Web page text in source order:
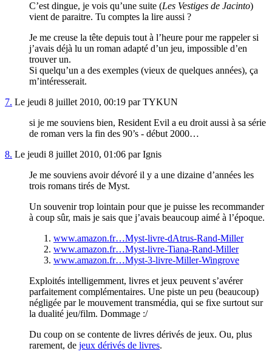
C’est dingue, je vois qu’une suite (Les Vestiges de Jacinto)
vient de paraitre. Tu comptes la lire aussi ?
Je me creuse la tête depuis tout à l’heure pour me rappeler si
j’avais déjà lu un roman adapté d’un jeu, impossible d’en
trouver un.
Si quelqu’un a des exemples (vieux de quelques années), ça
m’intéresserait.
7. Le jeudi 8 juillet 2010, 00:19 par TYKUN
si je me souviens bien, Resident Evil a eu droit aussi à sa série
de roman vers la fin des 90’s - début 2000…
8. Le jeudi 8 juillet 2010, 01:06 par Ignis
Je me souviens avoir dévoré il y a une dizaine d’années les
trois romans tirés de Myst.
Un souvenir trop lointain pour que je puisse les recommander
à coup sûr, mais je sais que j’avais beaucoup aimé à l’époque.
www.amazon.fr…Myst-livre-dAtrus-Rand-Miller
www.amazon.fr…Myst-livre-Tiana-Rand-Miller
www.amazon.fr…Myst-3-livre-Miller-Wingrove
Exploités intelligemment, livres et jeux peuvent s’avérer
parfaitement complémentaires. Une piste un peu (beaucoup)
négligée par le mouvement transmédia, qui se fixe surtout sur
la dualité jeu/film. Dommage :/
Du coup on se contente de livres dérivés de jeux. Ou, plus
rarement, de jeux dérivés de livres.